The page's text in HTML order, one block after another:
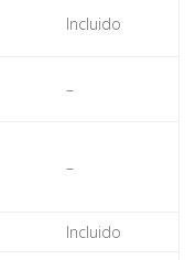
Incluido
–
–
Incluido